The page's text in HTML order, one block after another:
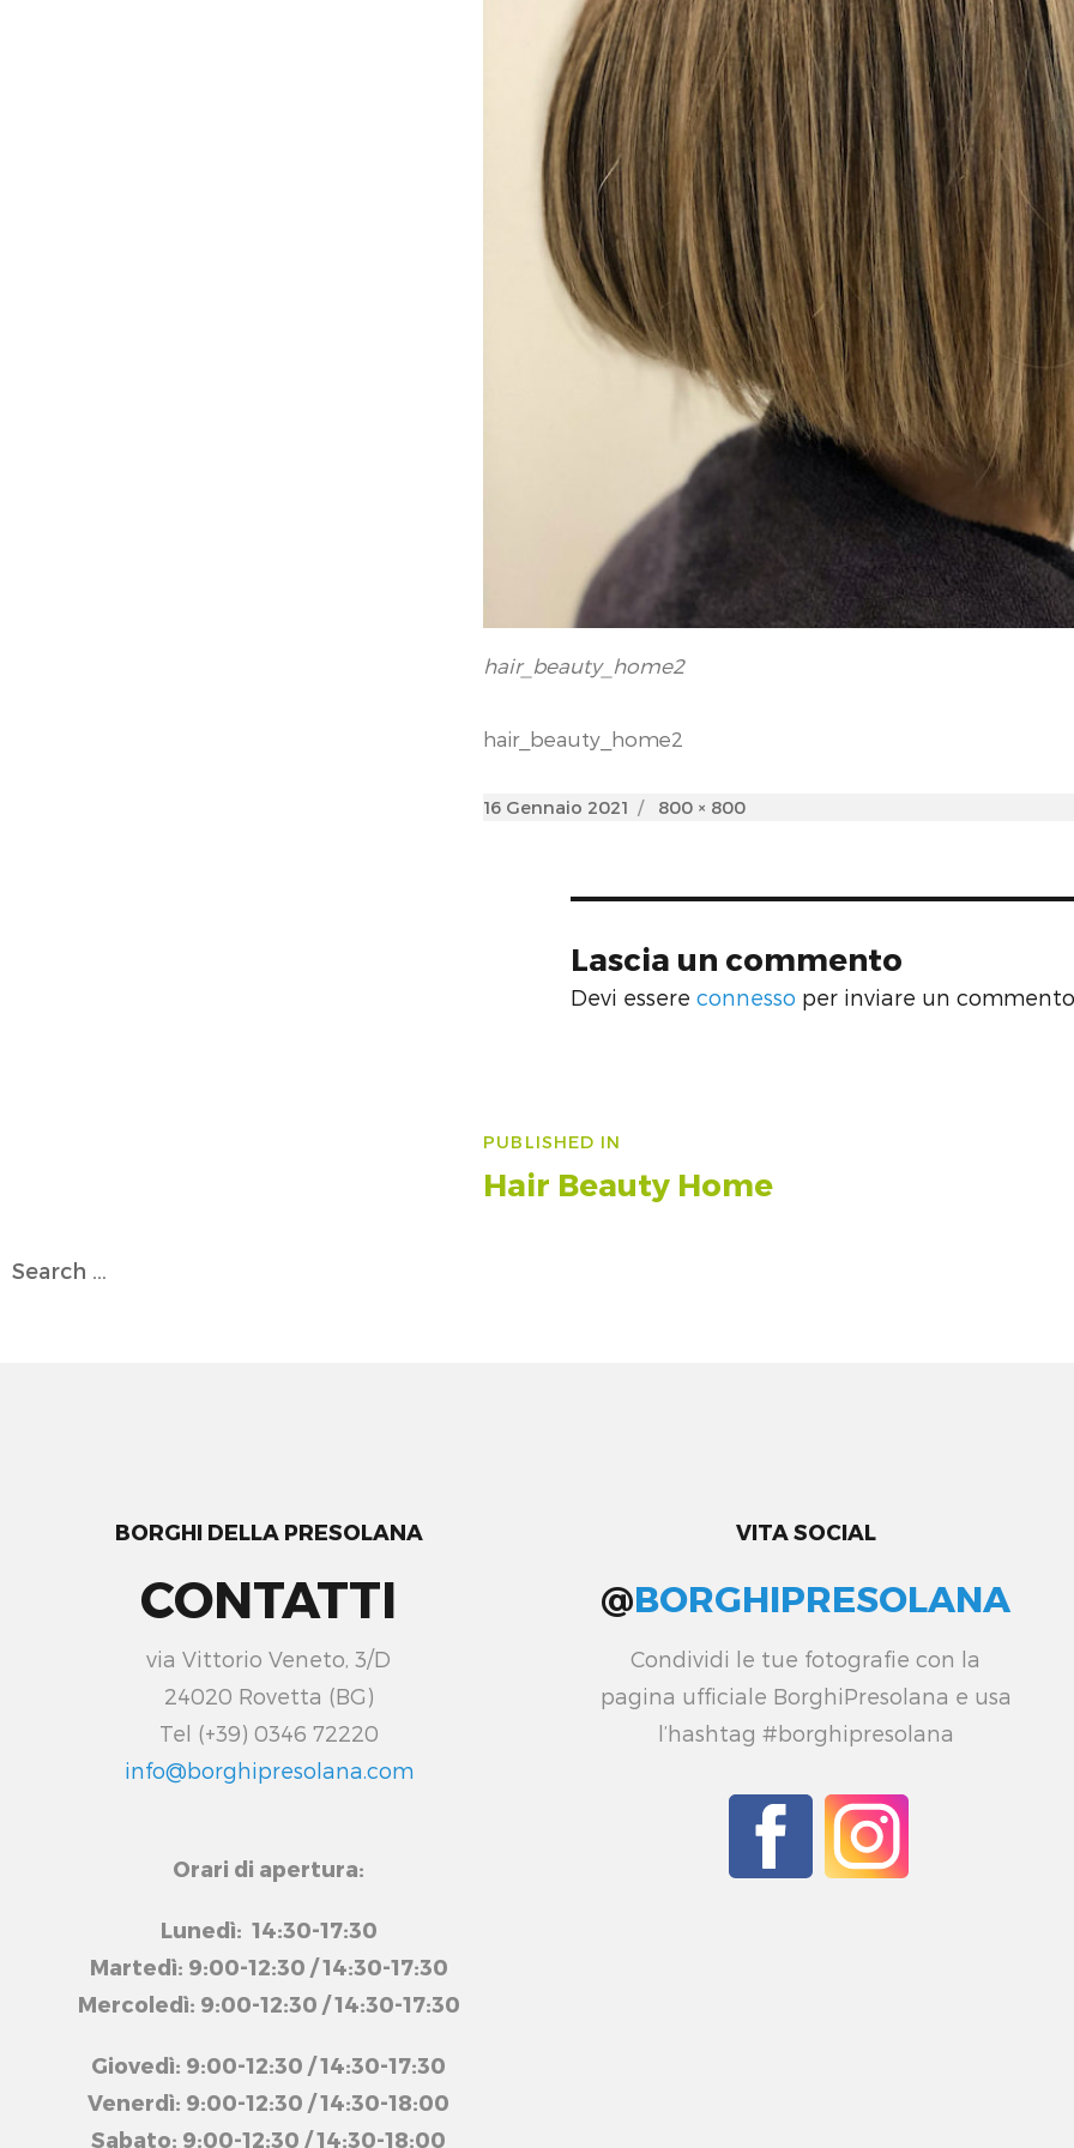
hair_beauty_home2
hair_beauty_home2
Posted
16 Gennaio 2021
Full
800 × 800
Lascia un commento
Devi essere connesso per inviare un
articoli
PUBLISHED IN
Hair Beauty Home
Search
BORGHI DELLA PRESOLANA
CONTATTI
via Vittorio Veneto, 3/D
24020 Rovetta (BG)
Tel (+39) 0346 72220
info@borghipresolana.com
Orari di apertura:
Lunedì: 14:30-17:30
Martedì: 9:00-12:30 / 14:30-17:30
Mercoledì: 9:00-12:30 / 14:30-17:30
Giovedì: 9:00-12:30 / 14:30-17:30
Venerdì: 9:00-12:30 / 14:30-18:00
Sabato: 9:00-12:30 / 14:30-18:00
VITA SOCIAL
@BORGHIPRESOLANA
Condividi le tue fotografie con la
pagina ufficiale BorghiPresolana e usa
l’hashtag #borghipresolana